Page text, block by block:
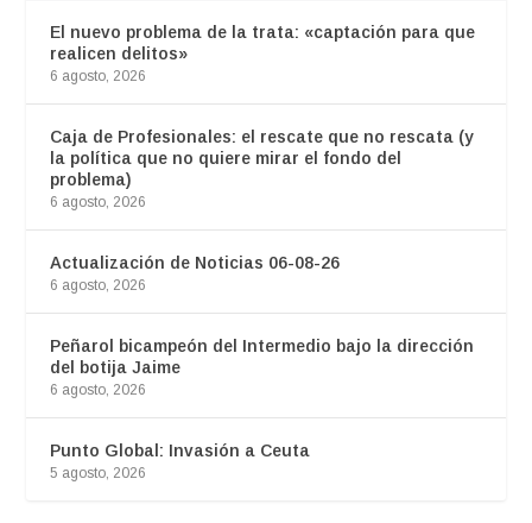
El nuevo problema de la trata: «captación para que
realicen delitos»
6 agosto, 2026
Caja de Profesionales: el rescate que no rescata (y
la política que no quiere mirar el fondo del
problema)
6 agosto, 2026
Actualización de Noticias 06-08-26
6 agosto, 2026
Peñarol bicampeón del Intermedio bajo la dirección
del botija Jaime
6 agosto, 2026
Punto Global: Invasión a Ceuta
5 agosto, 2026